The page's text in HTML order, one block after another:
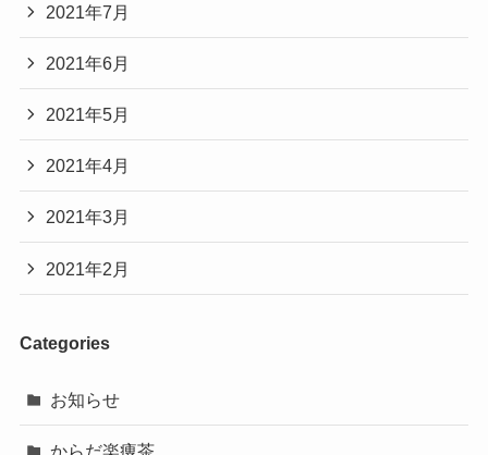
2021年7月
2021年6月
2021年5月
2021年4月
2021年3月
2021年2月
Categories
お知らせ
からだ楽痩茶